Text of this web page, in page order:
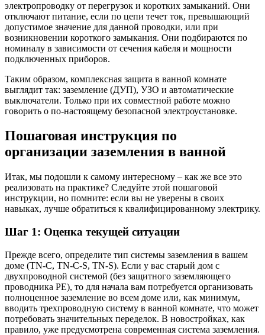
электропроводку от перегрузок и коротких замыканий. Они
отключают питание, если по цепи течет ток, превышающий
допустимое значение для данной проводки, или при
возникновении короткого замыкания. Они подбираются по
номиналу в зависимости от сечения кабеля и мощности
подключенных приборов.
Таким образом, комплексная защита в ванной комнате
выглядит так: заземление (ДУП), УЗО и автоматические
выключатели. Только при их совместной работе можно
говорить о по-настоящему безопасной электроустановке.
Пошаговая инструкция по
организации заземления в ванной
Итак, мы подошли к самому интересному – как же все это
реализовать на практике? Следуйте этой пошаговой
инструкции, но помните: если вы не уверены в своих
навыках, лучше обратиться к квалифицированному электрику.
Шаг 1: Оценка текущей ситуации
Прежде всего, определите тип системы заземления в вашем
доме (TN-C, TN-C-S, TN-S). Если у вас старый дом с
двухпроводной системой (без защитного заземляющего
проводника PE), то для начала вам потребуется организовать
полноценное заземление во всем доме или, как минимум,
вводить трехпроводную систему в ванной комнате, что может
потребовать значительных переделок. В новостройках, как
правило, уже предусмотрена современная система заземления.